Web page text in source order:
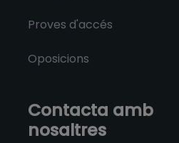
Proves d'accés
Oposicions
Contacta amb
nosaltres